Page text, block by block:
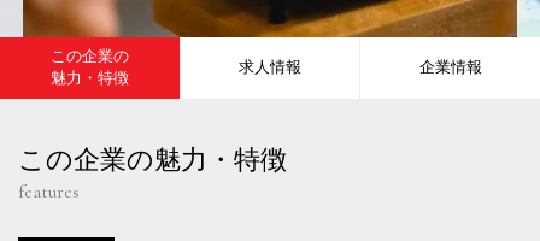
この企業の
魅力・特徴
求人情報 企業情報
この企業の魅力・特徴
features